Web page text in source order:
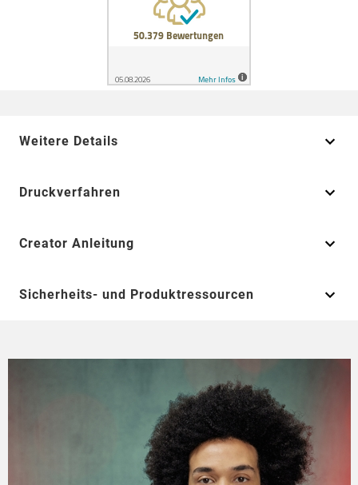
Weitere Details
Druckverfahren
Creator Anleitung
Sicherheits- und Produktressourcen